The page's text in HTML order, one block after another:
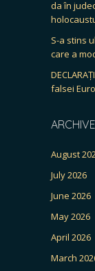
da în
S-a stins
care a
falsei
August
July 2026
June 2026
May 2026
April 2026
March